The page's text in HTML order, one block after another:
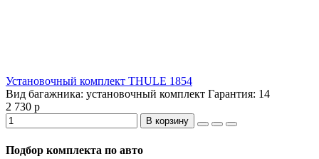
Установочный комплект THULE 1854
Вид багажника: установочный комплект Гарантия: 14
2 730 р
В корзину
Подбор комплекта по авто